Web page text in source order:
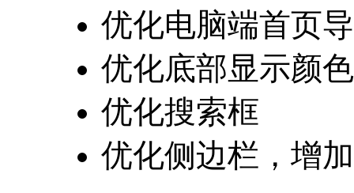
优化电脑端首页
优化底部显示颜色
优化搜索框
优化侧边栏，增